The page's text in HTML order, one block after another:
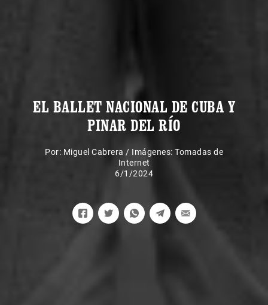
EL BALLET NACIONAL DE CUBA Y
PINAR DEL RÍO
Por: Miguel Cabrera / Imágenes: Tomadas de
Internet
6/1/2024